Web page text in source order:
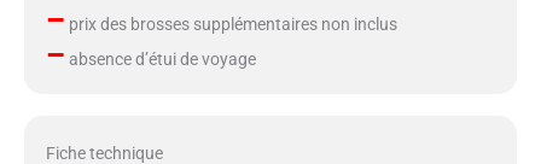
– prix des brosses supplémentaires non inclus
– absence d’étui de voyage
Fiche technique